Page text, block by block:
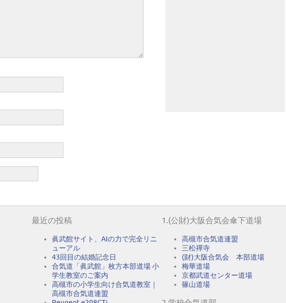
最近の投稿
眞武館サイト、AIの力で完全リニ
ューアル
43回目の結婚記念日
合気道「眞武館」枚方本部道場 小
学生教室のご案内
高槻市の小学生向け合気道教室｜
高槻市合気道連盟
1.(公財)大阪合気会傘下道場
高槻市合気道連盟
三松禪寺
(財)大阪合気会 本部道場
梅華道場
京都武道センター道場
篠山道場